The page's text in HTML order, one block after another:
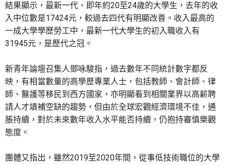
結果顯示，最新一代、即年約20至24歲的大學生，去年的收
入中位數是17424元，較過去四代有明顯改善。收入最高的
一成大學學歷勞工中，最新一代大學生的初入職收入有
31945元，是歷代之冠。
新青年論壇召集人鄧咏駿指，過去數年不同統計數字都反
映，有相當數量的高學歷專業人士，包括教師、會計師、律
師、醫護等移民到西方國家，亦明顯看到相關業界以高薪聘
請人才填補空缺的趨勢，但由於全球宏觀經濟環境不佳，通
脹持續，對於未來數年收入水平能否持續，仍抱持審慎樂觀
態度。
團體又指出，雖然2019至2020年間，從事低技術職位的大學